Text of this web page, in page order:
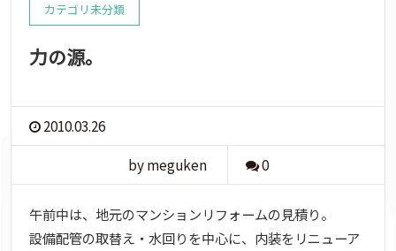
カテゴリ未分類
力の源。
2010.03.26
by meguken
0
午前中は、地元のマンションリフォームの見積り。
設備配管の取替え・水回りを中心に、内装をリニューア